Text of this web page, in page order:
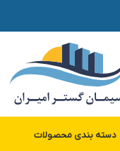
دسته بندی محصولات